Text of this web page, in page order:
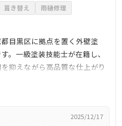
葺き替え
雨樋修理
目黒区に拠点を置く外壁塗
。一級塗装技能士が在籍し、
抑えながら高品質な仕上がり
壁・屋根塗装、防水工事、シ
料金の詳細は公開されていま
評があります。詳細について
2025/12/17